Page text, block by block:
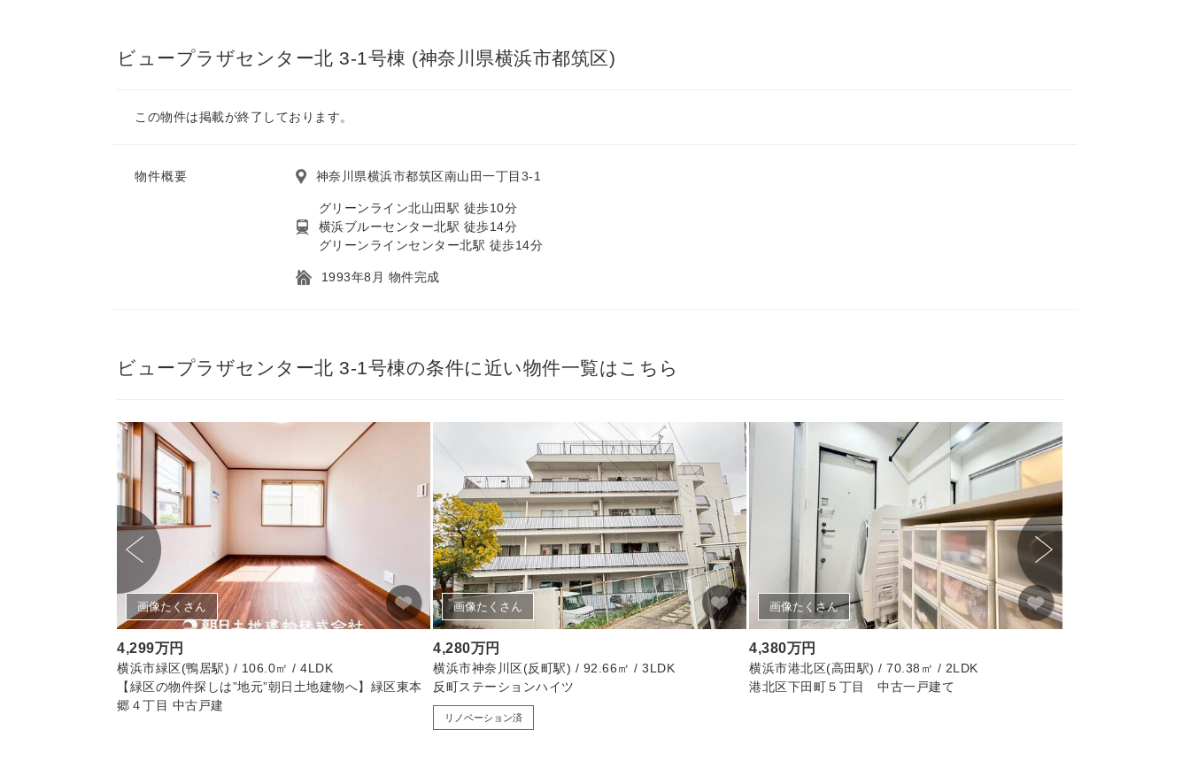
ビュープラザセンター北 3-1号棟 (神奈川県横浜市都筑区)
この物件は掲載が終了しております。
物件概要 神奈川県横浜市都筑区南山田一丁目3-1
グリーンライン北山田駅 徒歩10分
横浜ブルーセンター北駅 徒歩14分
グリーンラインセンター北駅 徒歩14分
1993年8月 物件完成
ビュープラザセンター北 3-1号棟の条件に近い物件一覧はこちら
画像たくさん
4,299万円
横浜市緑区(鴨居駅) / 106.0㎡ / 4LDK
【緑区の物件探しは”地元”朝日土地建物へ】緑区東本
郷４丁目 中古戸建
画像たくさん
4,280万円
横浜市神奈川区(反町駅) / 92.66㎡ / 3LDK
反町ステーションハイツ
リノベーション済
画像たくさん
4,380万円
横浜市港北区(高田駅) / 70.38㎡ / 2LDK
港北区下田町５丁目 中古一戸建て